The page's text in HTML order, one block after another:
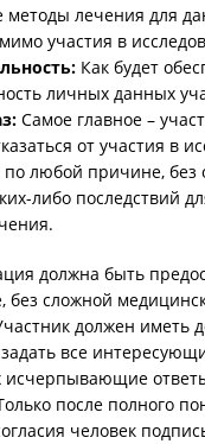
методы лечения для
участия в
Как будет
личных данных
Самое главное –
от участия в
любой причине, без
либо последствий
должна быть
без сложной
должен иметь
все
исчерпывающие
после полного
человек